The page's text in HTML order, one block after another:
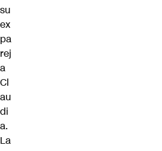
su
ex
pa
rej
a
Cl
au
di
a.
La